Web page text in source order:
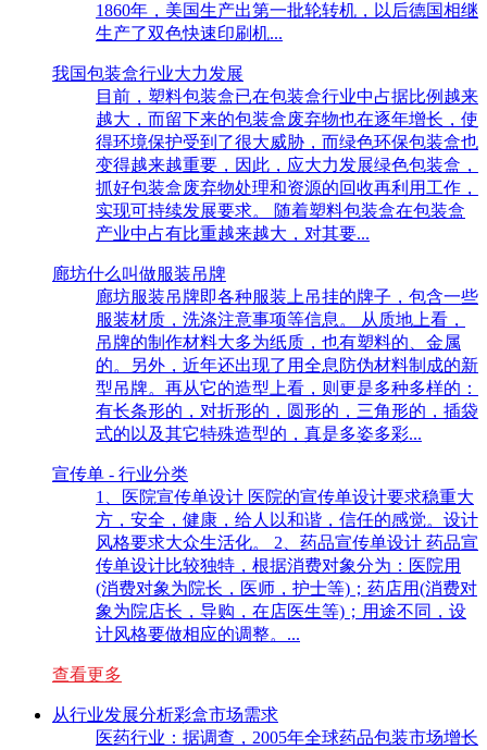
1860年，美国生产出第一批轮转机，以后德国相继
生产了双色快速印刷机...
我国包装盒行业大力发展
目前，塑料包装盒已在包装盒行业中占据比例越来
越大，而留下来的包装盒废弃物也在逐年增长，使
得环境保护受到了很大威胁，而绿色环保包装盒也
变得越来越重要，因此，应大力发展绿色包装盒，
抓好包装盒废弃物处理和资源的回收再利用工作，
实现可持续发展要求。 随着塑料包装盒在包装盒
产业中占有比重越来越大，对其要...
廊坊什么叫做服装吊牌
廊坊服装吊牌即各种服装上吊挂的牌子，包含一些
服装材质，洗涤注意事项等信息。 从质地上看，
吊牌的制作材料大多为纸质，也有塑料的、金属
的。另外，近年还出现了用全息防伪材料制成的新
型吊牌。再从它的造型上看，则更是多种多样的：
有长条形的，对折形的，圆形的，三角形的，插袋
式的以及其它特殊造型的，真是多姿多彩...
宣传单 - 行业分类
1、医院宣传单设计 医院的宣传单设计要求稳重大
方，安全，健康，给人以和谐，信任的感觉。设计
风格要求大众生活化。 2、药品宣传单设计 药品宣
传单设计比较独特，根据消费对象分为：医院用
(消费对象为院长，医师，护士等)；药店用(消费对
象为院店长，导购，在店医生等)；用途不同，设
计风格要做相应的调整。...
查看更多
从行业发展分析彩盒市场需求
医药行业：据调查，2005年全球药品包装市场增长